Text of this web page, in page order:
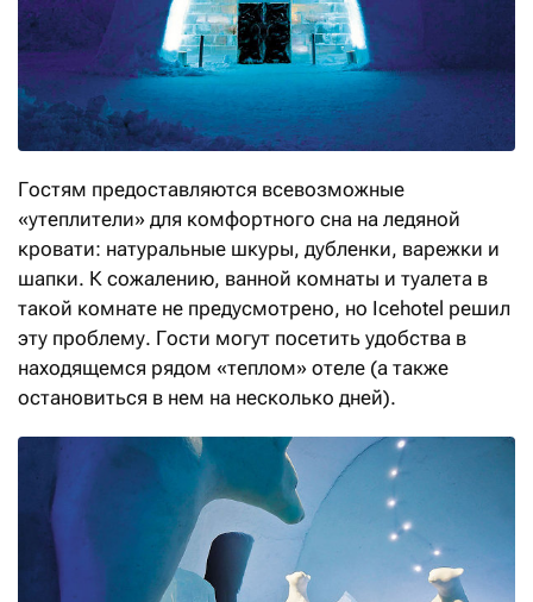
Гостям предоставляются всевозможные
«утеплители» для комфортного сна на ледяной
кровати: натуральные шкуры, дубленки, варежки и
шапки. К сожалению, ванной комнаты и туалета в
такой комнате не ­предусмотрено, но Icehotel решил
эту проблему. Гости могут посетить удобства в
находящемся рядом «теплом» отеле (а также
остановиться в нем на несколько дней).